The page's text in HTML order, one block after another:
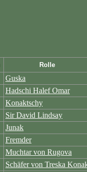
Rolle
Guska
Hadschi Halef Omar
Konaktschy
Sir David Lindsay
Junak
Fremder
Muchtar von Rugova
Schäfer von Treska